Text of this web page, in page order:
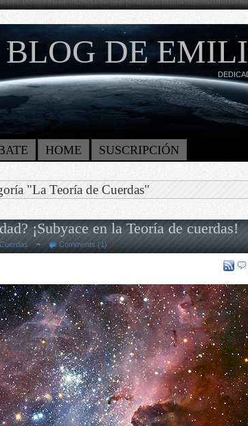
BLOG DE
HOME SUSCRIPCIÓN
"La Teoría de Cuerdas"
¡Subyace en la Teoría de cuerdas!
~ Comments (1)